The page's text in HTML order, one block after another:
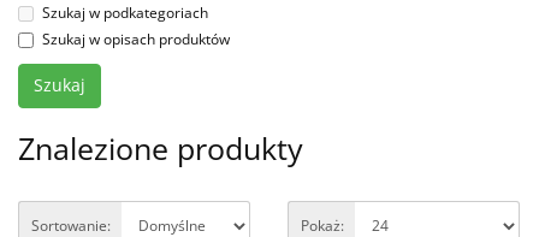
Szukaj w podkategoriach
Szukaj w opisach produktów
Znalezione produkty
Sortowanie: Pokaż: